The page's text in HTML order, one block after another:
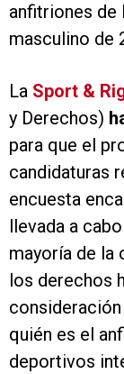
anfitriones de
masculino de
La Sport &
y Derechos)
para que el
candidaturas
encuesta
llevada a
mayoría de la
los derechos
quién es el
deportivos